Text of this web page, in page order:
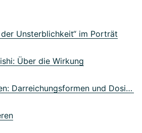
Unsterblichkeit“ im Porträt
Über die Wirkung
03 Reishi einnehmen: Darreichungsformen und Dosierung